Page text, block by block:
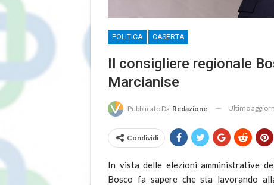
POLITICA CASERTA
Il consigliere regionale
Marcianise
Pubblicato Da Redazione Ultimo
Condividi
In vista delle elezioni amministrative
Bosco fa sapere che sta lavorando